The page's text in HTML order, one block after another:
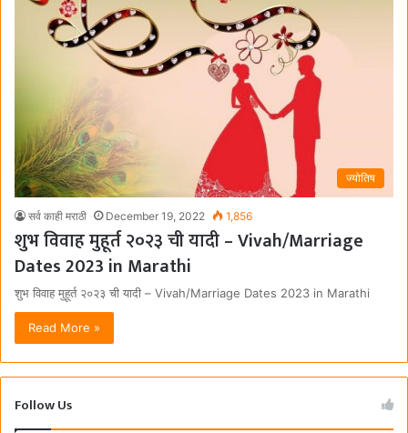
ज्योतिष
सर्व काही मराठी December 19, 2022 1,856
शुभ विवाह मुहूर्त २०२३ ची यादी – Vivah/Marriage
Dates 2023 in Marathi
शुभ विवाह मुहूर्त २०२३ ची यादी – Vivah/Marriage Dates 2023 in Marathi
Read More »
Follow Us